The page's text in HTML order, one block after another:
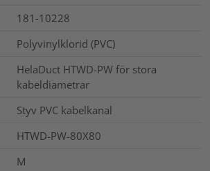
181-10228
Polyvinylklorid (PVC)
HelaDuct HTWD-PW för stora
kabeldiametrar
Styv PVC kabelkanal
HTWD-PW-80X80
M